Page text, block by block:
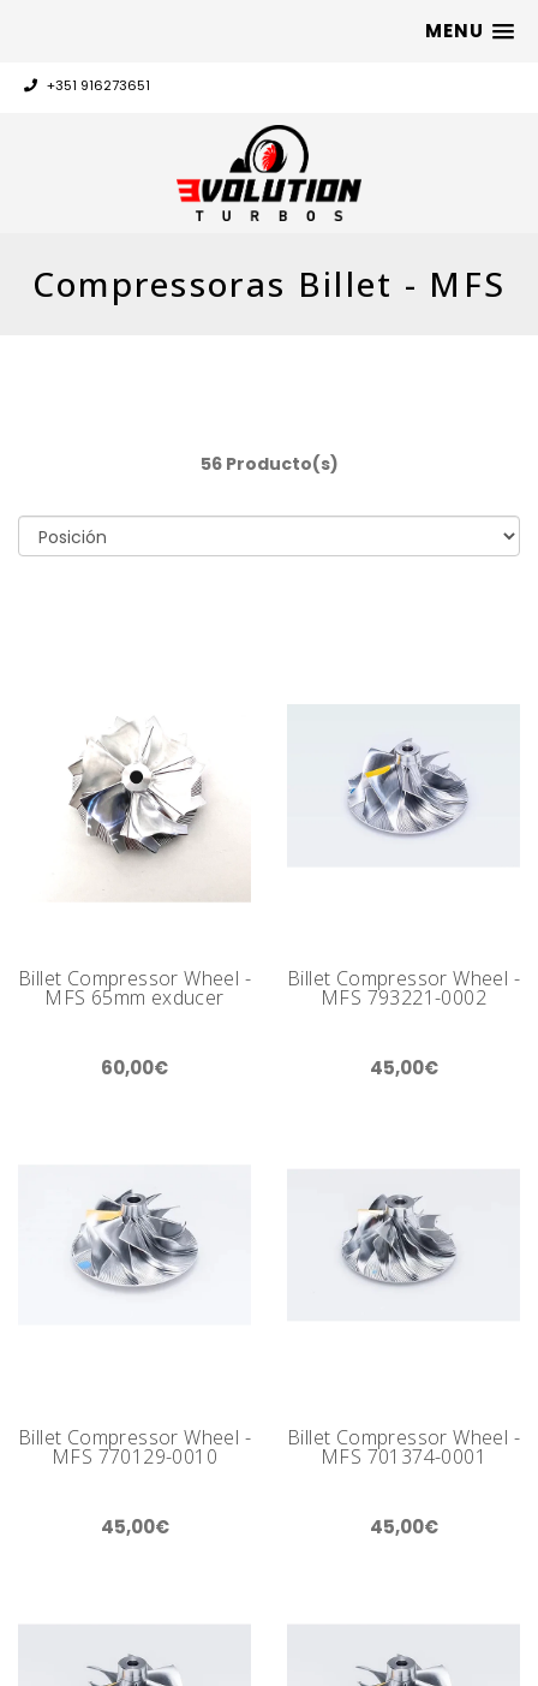
MENU
+351 916273651
Compressoras Billet - MFS
56 Producto(s)
Billet Compressor Wheel -
MFS 65mm exducer
60,00€
Billet Compressor Wheel -
MFS 793221-0002
45,00€
Billet Compressor Wheel -
MFS 770129-0010
45,00€
Billet Compressor Wheel -
MFS 701374-0001
45,00€